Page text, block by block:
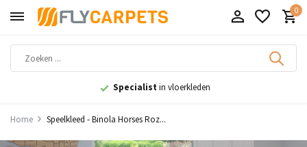
0
Specialistin vloerkleden
Home Speelkleed - Binola Horses Roz...